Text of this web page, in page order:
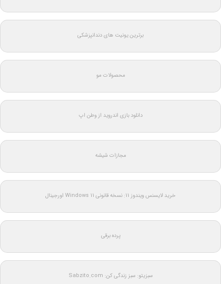
برترین یونیت های دندانپزشکی
محصولات مو
دانلود بازی اندروید از وطن اپ
مجازات شیشه
خرید لایسنس ویندوز 11: نسخه قانونی Windows 11 اورجینال
پرده برقی
سبزیتو: سبز زندگی کن: Sabzito.com